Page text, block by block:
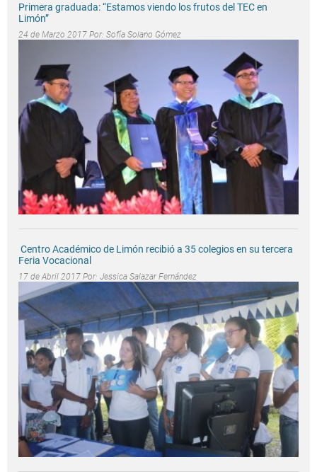
Primera graduada: “Estamos viendo los frutos del TEC en
Limón”
24 de Marzo 2017 Por: Sofía Solano Gómez
Centro Académico de Limón recibió a 35 colegios en su tercera
Feria Vocacional
17 de Abril 2017 Por: Jessica Salazar Fernández